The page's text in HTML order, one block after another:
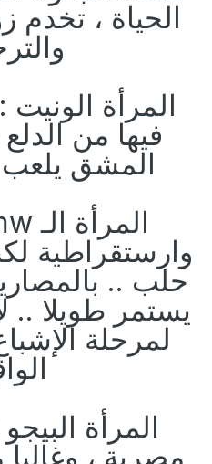
الحياة ، تخدم
المرأة
فيها من
المشق يلعب
وارستقراطية
حلب ..
يستمر طويلا ..
لمرحلة
المرأة
مصرية ، وغالبا